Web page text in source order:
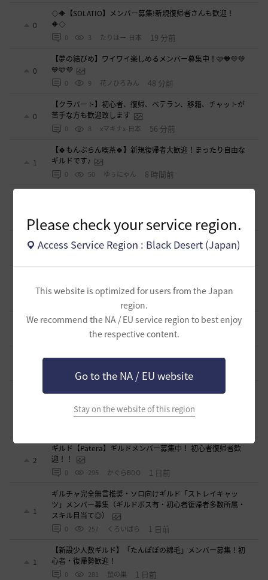
Please check your service region.
Access Service Region : Black Desert (Japan)
This website is optimized for users from the Japan
region.
We recommend the NA / EU service region to best enjoy
the respective content.
Go to the NA / EU website
Stay on the website of this region
0
◇🔶【SOLATIO】メンバー募集!新規復帰者さんも歓迎！
🔶◇
0 3 たりほー-日本 19 分前
0
【夢の結びめ】ワイワイ楽しめるメンバー募集中！🩷🧡💛💚
💙🩵💜
0 9 花ノひろみん 48 分前
0
【クラバート】初心者、復帰、ベテラン、移籍、チャットが
苦手な方も歓迎致します
0 8 xマキナx-日本 56 分前
1
【🍀もんぶらん喫茶🍀】新規復帰者大歓迎！まったり自由な
ギルドです♪
0 50 ゆぅにゃん 8 時間前
0 55 えにぐま 8 時間前
0
新設ギルド 「Shmurda」立ち上げメンバー募集！
0
楽に冒険メンバー募集中♫
スキル共有・基本無言ギルド【無為無想】メンバー募集
180 とりぐな 1 日前
【TrueWinter】ギルドメンバー募集
倉葉 1 日前
好きなキャラで好きなことを！無言OK挨拶自由！基本ソロ
で一緒に遊びませんか？
2
ギルド【Patera】ギルドメンバー募集中！ 初心者復帰者歓
迎！！
0 295 かぐらBDO 1 日前
1
ギルチャ完全無言推奨・ソロ向けギルド「ストレイキャッ
ツ」メンバー募集（ギルドボス有・初心者復帰者多数所属・
スキル目当て◎）
0 257 くろいばら 1 日前
1
【新設少人数ギルド】「たんぽぽの綿毛」メンバー募集！初
心者・復帰勢歓迎！
0 281 鼠の巣 1 日前